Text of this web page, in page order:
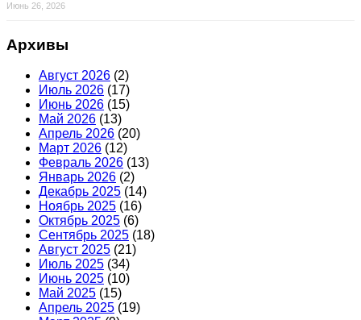
Июнь 26, 2026
Архивы
Август 2026 (2)
Июль 2026 (17)
Июнь 2026 (15)
Май 2026 (13)
Апрель 2026 (20)
Март 2026 (12)
Февраль 2026 (13)
Январь 2026 (2)
Декабрь 2025 (14)
Ноябрь 2025 (16)
Октябрь 2025 (6)
Сентябрь 2025 (18)
Август 2025 (21)
Июль 2025 (34)
Июнь 2025 (10)
Май 2025 (15)
Апрель 2025 (19)